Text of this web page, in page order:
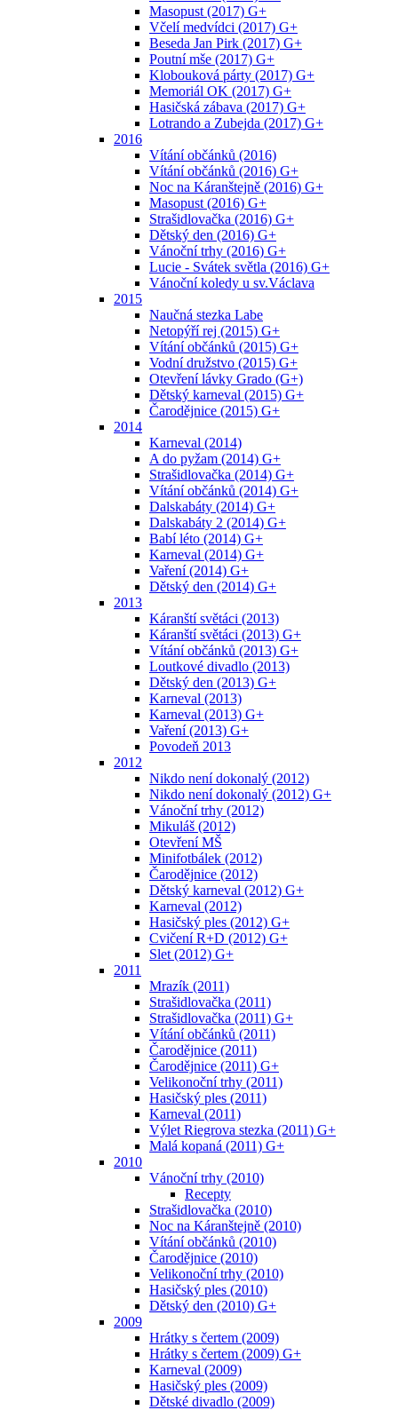
Masopust (2017) G+
Včelí medvídci (2017) G+
Beseda Jan Pirk (2017) G+
Poutní mše (2017) G+
Klobouková párty (2017) G+
Memoriál OK (2017) G+
Hasičská zábava (2017) G+
Lotrando a Zubejda (2017) G+
2016
Vítání občánků (2016)
Vítání občánků (2016) G+
Noc na Káranštejně (2016) G+
Masopust (2016) G+
Strašidlovačka (2016) G+
Dětský den (2016) G+
Vánoční trhy (2016) G+
Lucie - Svátek světla (2016) G+
Vánoční koledy u sv.Václava
2015
Naučná stezka Labe
Netopýří rej (2015) G+
Vítání občánků (2015) G+
Vodní družstvo (2015) G+
Otevření lávky Grado (G+)
Dětský karneval (2015) G+
Čarodějnice (2015) G+
2014
Karneval (2014)
A do pyžam (2014) G+
Strašidlovačka (2014) G+
Vítání občánků (2014) G+
Dalskabáty (2014) G+
Dalskabáty 2 (2014) G+
Babí léto (2014) G+
Karneval (2014) G+
Vaření (2014) G+
Dětský den (2014) G+
2013
Káranští světáci (2013)
Káranští světáci (2013) G+
Vítání občánků (2013) G+
Loutkové divadlo (2013)
Dětský den (2013) G+
Karneval (2013)
Karneval (2013) G+
Vaření (2013) G+
Povodeň 2013
2012
Nikdo není dokonalý (2012)
Nikdo není dokonalý (2012) G+
Vánoční trhy (2012)
Mikuláš (2012)
Otevření MŠ
Minifotbálek (2012)
Čarodějnice (2012)
Dětský karneval (2012) G+
Karneval (2012)
Hasičský ples (2012) G+
Cvičení R+D (2012) G+
Slet (2012) G+
2011
Mrazík (2011)
Strašidlovačka (2011)
Strašidlovačka (2011) G+
Vítání občánků (2011)
Čarodějnice (2011)
Čarodějnice (2011) G+
Velikonoční trhy (2011)
Hasičský ples (2011)
Karneval (2011)
Výlet Riegrova stezka (2011) G+
Malá kopaná (2011) G+
2010
Vánoční trhy (2010)
Recepty
Strašidlovačka (2010)
Noc na Káranštejně (2010)
Vítání občánků (2010)
Čarodějnice (2010)
Velikonoční trhy (2010)
Hasičský ples (2010)
Dětský den (2010) G+
2009
Hrátky s čertem (2009)
Hrátky s čertem (2009) G+
Karneval (2009)
Hasičský ples (2009)
Dětské divadlo (2009)